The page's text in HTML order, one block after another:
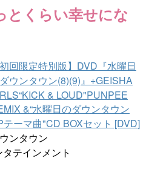
とくらい幸せにな
初回限定特別版】DVD『水曜日
ウンタウン(8)(9)』+GEISHA
& LOUD"PUNPEE
&“水曜日のダウンタウン
テーマ曲"CD BOXセット [DVD]
ンタウン
テインメント